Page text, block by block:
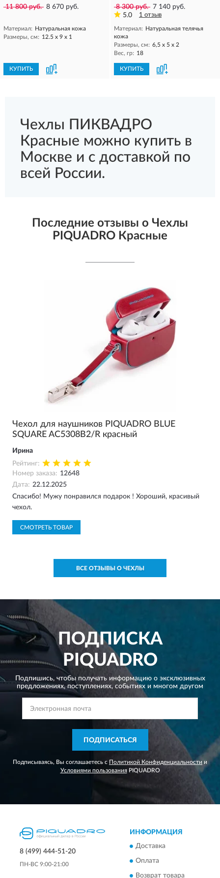
11 800 руб. 8 670 руб.
Материал: Натуральная кожа
Размеры, см: 12.5 x 9 x 1
КУПИТЬ
8 300 руб. 7 140 руб.
5.0
1 отзыв
Материал: Натуральная телячья
кожа
Размеры, см: 6,5 x 5 x 2
Вес, гр: 18
КУПИТЬ
Чехлы ПИКВАДРО
Красные можно купить в
Москве и с доставкой по
всей России.
Последние отзывы о Чехлы
PIQUADRO Красные
Чехол для наушников PIQUADRO BLUE
SQUARE AC5308B2/R красный
Ирина
Рейтинг:
Номер заказа: 12648
Дата: 22.12.2025
Спасибо! Мужу понравился подарок ! Хороший, красивый
чехол.
СМОТРЕТЬ ТОВАР
ВСЕ ОТЗЫВЫ О ЧЕХЛЫ
ПОДПИСКА
PIQUADRO
Подпишись, чтобы получать информацию о эксклюзивных
предложениях,поступлениях, событиях и многом другом
ПОДПИСАТЬСЯ
Подписываясь, Вы соглашаетесь с Политикой Конфиденциальности и
Условиями пользованияPIQUADRO
8 (499) 444-51-20
ПН-ВС 9:00-21:00
ИНФОРМАЦИЯ
Доставка
Оплата
Возврат товара